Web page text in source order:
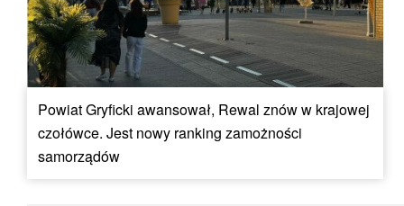
Powiat Gryficki awansował, Rewal znów w krajowej
czołówce. Jest nowy ranking zamożności
samorządów